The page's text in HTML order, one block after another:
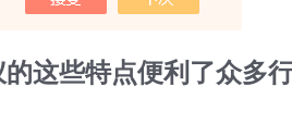
这些特点便利了众多